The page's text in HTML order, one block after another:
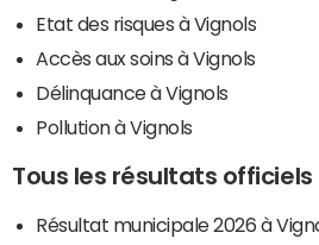
Etat des risques à Vignols
Accès aux soins à Vignols
Délinquance à Vignols
Pollution à Vignols
Tous les résultats officiels
Résultat municipale 2026 à